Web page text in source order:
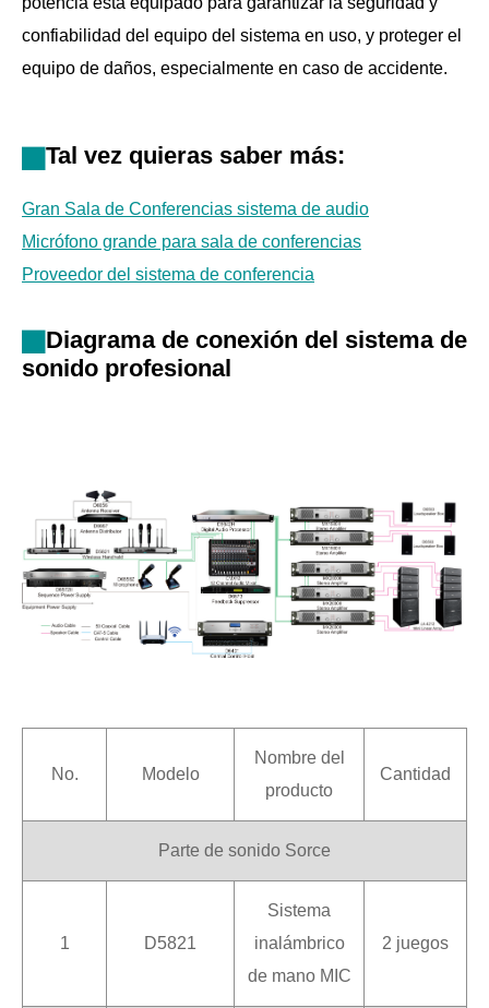
confiabilidad del equipo del sistema en uso, y proteger el
equipo de daños, especialmente en caso de accidente.
Tal vez quieras saber más:
Gran Sala de Conferencias sistema de audio
Micrófono grande para sala de conferencias
Proveedor del sistema de conferencia
Diagrama de conexión del sistema de
sonido profesional
No. Modelo
Nombre del
producto
Cantidad
Parte de sonido Sorce
1 D5821
Sistema
inalámbrico
de mano MIC
2 juegos